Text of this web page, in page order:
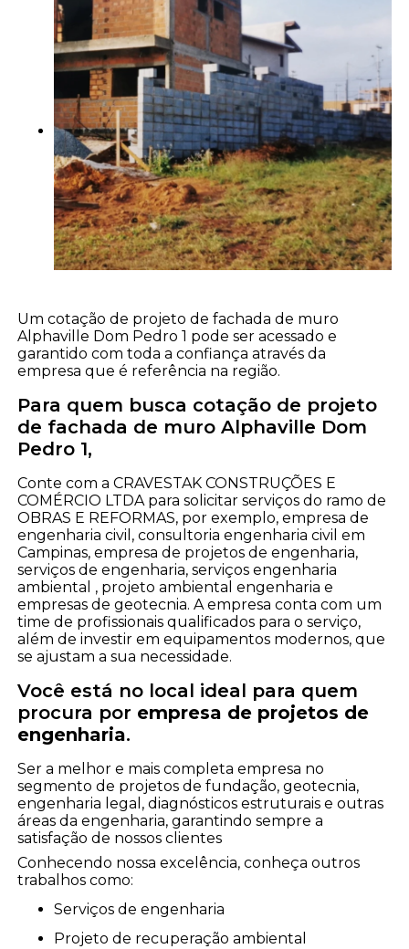
Um cotação de projeto de fachada de muro
Alphaville Dom Pedro 1 pode ser acessado e
garantido com toda a confiança através da
empresa que é referência na região.
Para quem busca cotação de projeto
de fachada de muro Alphaville Dom
Pedro 1,
Conte com a CRAVESTAK CONSTRUÇÕES E
COMÉRCIO LTDA para solicitar serviços do ramo de
OBRAS E REFORMAS, por exemplo, empresa de
engenharia civil, consultoria engenharia civil em
Campinas, empresa de projetos de engenharia,
serviços de engenharia, serviços engenharia
ambiental , projeto ambiental engenharia e
empresas de geotecnia. A empresa conta com um
time de profissionais qualificados para o serviço,
além de investir em equipamentos modernos, que
se ajustam a sua necessidade.
Você está no local ideal para quem
procura por empresa de projetos de
engenharia.
Ser a melhor e mais completa empresa no
segmento de projetos de fundação, geotecnia,
engenharia legal, diagnósticos estruturais e outras
áreas da engenharia, garantindo sempre a
satisfação de nossos clientes
Conhecendo nossa excelência, conheça outros
trabalhos como:
serviços de engenharia
projeto de recuperação ambiental